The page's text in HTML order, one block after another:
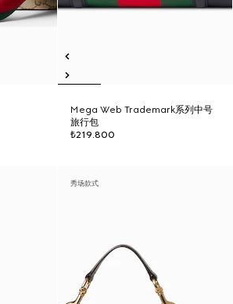
Mega Web Trademark系列中号
旅行包
₺219.800
秀场款式